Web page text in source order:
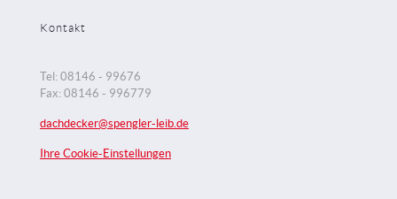
Kontakt
Tel: 08146 - 99676
Fax: 08146 - 996779
dachdecker@spengler-leib.de
Ihre Cookie-Einstellungen